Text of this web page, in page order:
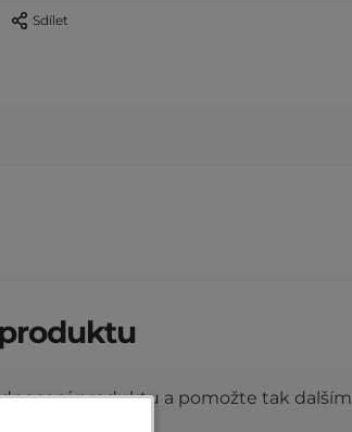
Sdílet
produktu a pomožte tak dalším